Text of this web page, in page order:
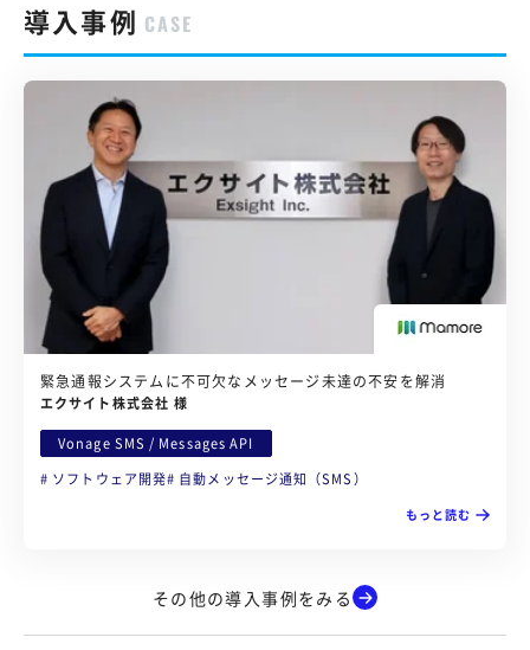
導入事例 CASE
緊急通報システムに不可欠なメッセージ未達の不安を解消
エクサイト株式会社 様
Vonage SMS / Messages API
ソフトウェア開発
自動メッセージ通知（SMS）
もっと読む
その他の導入事例をみる